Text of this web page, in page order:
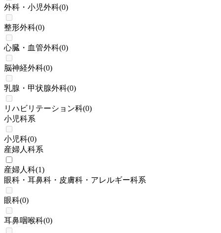
外科・小児外科(0)
整形外科(0)
心臓・血管外科(0)
脳神経外科(0)
乳腺・甲状腺外科(0)
リハビリテーション科(0)
小児科系
小児科(0)
産婦人科系
産婦人科(1)
眼科・耳鼻科・皮膚科・アレルギー科系
眼科(0)
耳鼻咽喉科(0)